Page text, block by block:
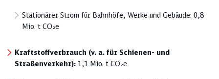
Stationärer Strom für Bahnhöfe, Werke und Gebäude: 0,8
Mio. t CO₂e
Kraftstoffverbrauch (v. a. für Schienen- und
Straßenverkehr): 1,1 Mio. t CO₂e